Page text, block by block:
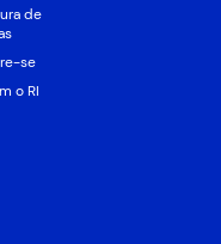
de
se
o RI